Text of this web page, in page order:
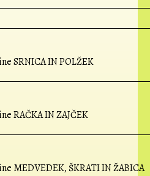
SRNICA IN POLŽEK
RAČKA IN ZAJČEK
MEDVEDEK, ŠKRATI IN ŽABICA